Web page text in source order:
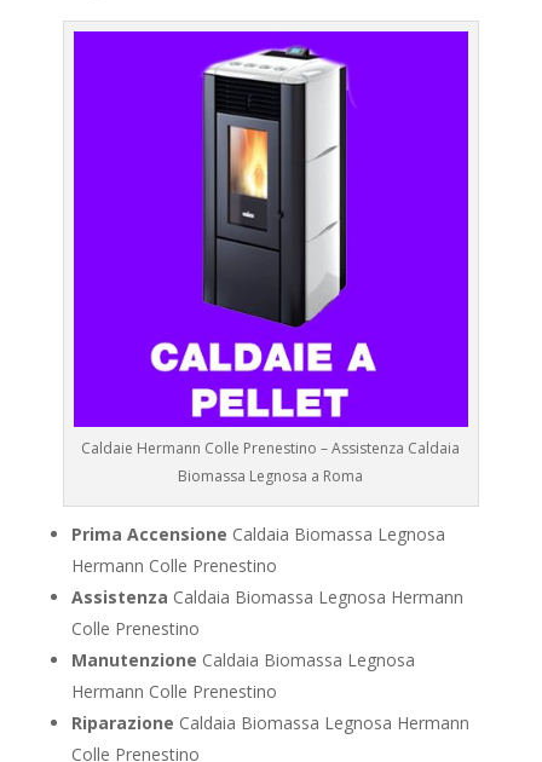
Caldaie Hermann Colle Prenestino – Assistenza Caldaia
Biomassa Legnosa a Roma
Prima Accensione Caldaia Biomassa Legnosa
Hermann Colle Prenestino
Assistenza Caldaia Biomassa Legnosa Hermann
Colle Prenestino
Manutenzione Caldaia Biomassa Legnosa
Hermann Colle Prenestino
Riparazione Caldaia Biomassa Legnosa Hermann
Colle Prenestino